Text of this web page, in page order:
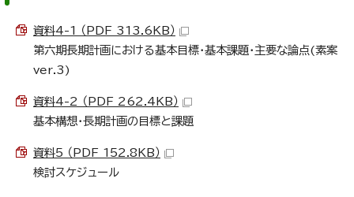
資料4-1 （PDF 313.6KB）
第六期長期計画における基本目標・基本課題・主要な論点(素案
ver.3)
資料4-2 （PDF 262.4KB）
基本構想・長期計画の目標と課題
資料5 （PDF 152.8KB）
検討スケジュール